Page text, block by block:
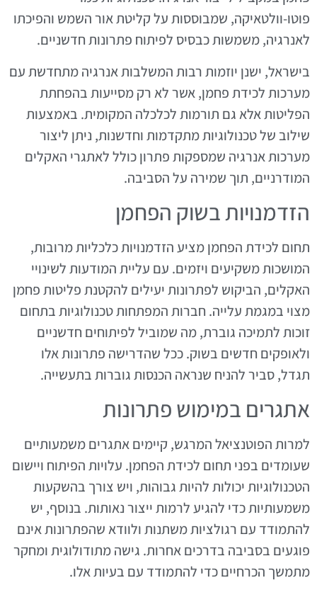
פוטו-וולטאיקה, שמבוססות על קליטת אור השמש והפיכתו
לאנרגיה, משמשות כבסיס לפיתוח פתרונות חדשניים.
בישראל, ישנן יוזמות רבות המשלבות אנרגיה מתחדשת עם
מערכות לכידת פחמן, אשר לא רק מסייעות בהפחתת
הפליטות אלא גם תורמות לכלכלה המקומית. באמצעות
שילוב של טכנולוגיות מתקדמות וחדשנות, ניתן ליצור
מערכות אנרגיה שמספקות פתרון כולל לאתגרי האקלים
המודרניים, תוך שמירה על הסביבה.
הזדמנויות בשוק הפחמן
תחום לכידת הפחמן מציע הזדמנויות כלכליות מרובות,
המושכות משקיעים ויזמים. עם עליית המודעות לשינויי
האקלים, הביקוש לפתרונות יעילים להקטנת פליטות פחמן
מצוי במגמת עלייה. חברות המפתחות טכנולוגיות בתחום
זוכות לתמיכה גוברת, מה שמוביל לפיתוחים חדשניים
ולאופקים חדשים בשוק. ככל שהדרישה פתרונות אלו
תגדל, סביר להניח שנראה הכנסות גוברות בתעשייה.
אתגרים במימוש פתרונות
למרות הפוטנציאל המרגש, קיימים אתגרים משמעותיים
שעומדים בפני תחום לכידת הפחמן. עלויות הפיתוח ויישום
הטכנולוגיות יכולות להיות גבוהות, ויש צורך בהשקעות
משמעותיות כדי להגיע לרמות ייצור נאותות. בנוסף, יש
להתמודד עם רגולציות משתנות ולוודא שהפתרונות אינם
פוגעים בסביבה בדרכים אחרות. גישה מתודולוגית ומחקר
מתמשך הכרחיים כדי להתמודד עם בעיות אלו.